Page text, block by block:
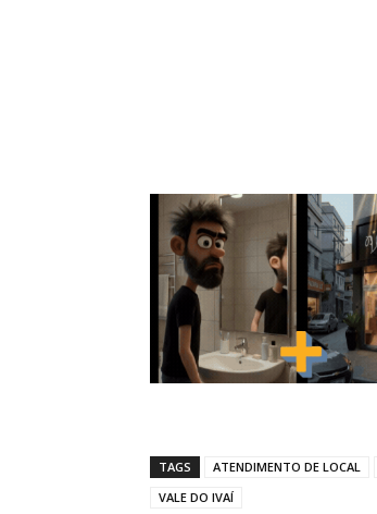
TAGS ATENDIMENTO DE LOCAL
VALE DO IVAÍ